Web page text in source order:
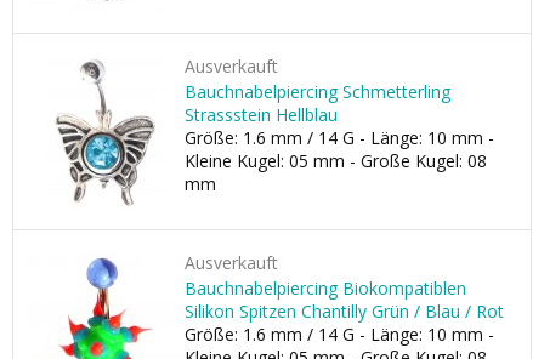
Ausverkauft
Bauchnabelpiercing Schmetterling
Strassstein Hellblau
Größe: 1.6 mm / 14 G - Länge: 10 mm -
Kleine Kugel: 05 mm - Große Kugel: 08
mm
Ausverkauft
Bauchnabelpiercing Biokompatiblen
Silikon Spitzen Chantilly Grün / Blau / Rot
Größe: 1.6 mm / 14 G - Länge: 10 mm -